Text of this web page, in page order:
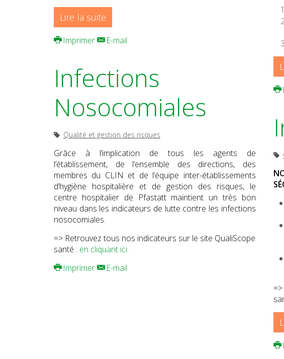
Lire la suite
Imprimer E-mail
Infections
Nosocomiales
Qualité et gestion des risques
Grâce à l’implication de tous les agents de
l’établissement, de l’ensemble des directions, des
membres du CLIN et de l’équipe inter-établissements
d’hygiène hospitalière et de gestion des risques, le
centre hospitalier de Pfastatt maintient un très bon
niveau dans les indicateurs de lutte contre les infections
nosocomiales.
=> Retrouvez tous nos indicateurs sur le site QualiScope
santé : en cliquant ici.
Imprimer
E-mail